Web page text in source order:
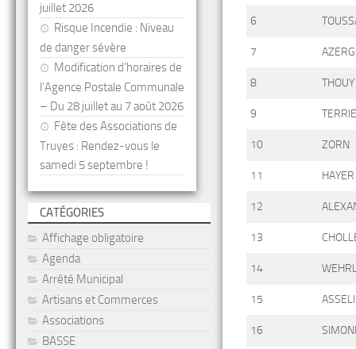
6
7
8 THOUY
9
10 ZORN
11 HAYER
12
13
14
15
16
juillet 2026
Risque Incendie : Niveau
de danger sévère
Modification d’horaires de
l’Agence Postale Communale
– Du 28 juillet au 7 août 2026
Fête des Associations de
Truyes : Rendez-vous le
samedi 5 septembre !
CATÉGORIES
Affichage obligatoire
Agenda
Arrêté Municipal
Artisans et Commerces
Associations
BASSE